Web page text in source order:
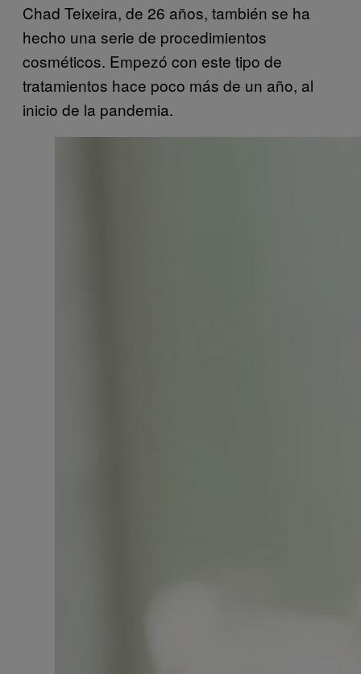
Chad Teixeira, de 26 años, también se ha
hecho una serie de procedimientos
cosméticos. Empezó con este tipo de
tratamientos hace poco más de un año, al
inicio de la pandemia.